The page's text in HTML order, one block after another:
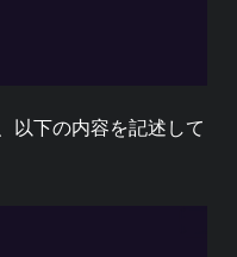
以下の内容を記述して